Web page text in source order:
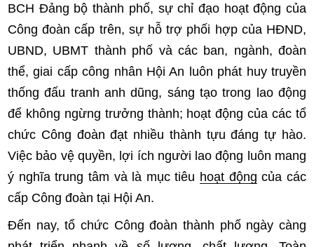
BCH Đảng bộ thành phố, sự chỉ đạo hoạt động của
Công đoàn cấp trên, sự hỗ trợ phối hợp của HĐND,
UBND, UBMT thành phố và các ban, ngành, đoàn
thể, giai cấp công nhân Hội An luôn phát huy truyền
thống đấu tranh anh dũng, sáng tạo trong lao động
để không ngừng trưởng thành; hoạt động của các tổ
chức Công đoàn đạt nhiều thành tựu đáng tự hào.
Việc bảo vệ quyền, lợi ích người lao động luôn mang
ý nghĩa trung tâm và là mục tiêu hoạt động của các
cấp Công đoàn tại Hội An.
Đến nay, tổ chức Công đoàn thành phố ngày càng